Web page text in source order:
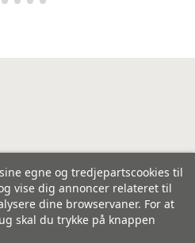
egne og tredjepartscookies til
vise dig annoncer relateret til
dine browservaner. For at
skal du trykke på knappen